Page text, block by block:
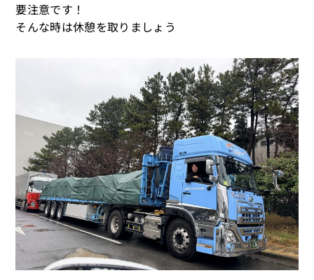
要注意です！
そんな時は休憩を取りましょう